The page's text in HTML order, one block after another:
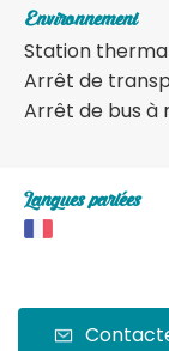
Environnement
Station
Arrêt de
Arrêt de bus à
Langues parlées